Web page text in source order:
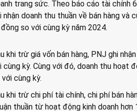
trang sức. Theo báo cáo tài chính
nhận doanh thu thuần về bán hàng
so với cùng kỳ năm 2024.
khi trừ giá vốn bán hàng, PNJ ghi
cùng kỳ. Cùng với đó, doanh thu hoạt
cùng kỳ.
khi trừ chi phí tài chính, chi phí bán
thuần từ hoạt động kinh doanh